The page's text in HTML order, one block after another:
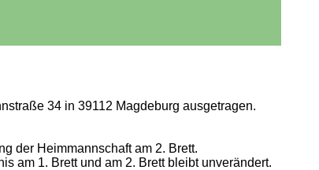
34 in 39112 Magdeburg ausgetragen.
der Heimmannschaft am 2. Brett.
am 1. Brett und am 2. Brett bleibt unverändert.